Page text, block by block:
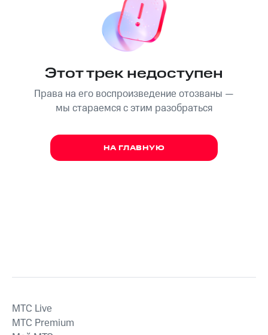
Этот трек недоступен
Права на его воспроизведение отозваны —
мы стараемся с этим разобраться
НА ГЛАВНУЮ
MTС Live
MTС Premium